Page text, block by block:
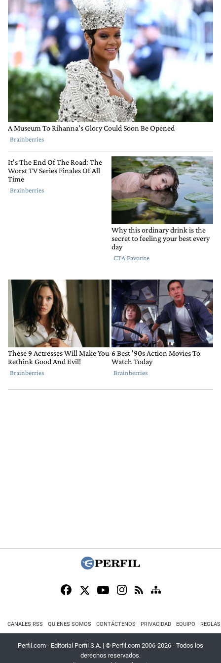
CANALES RSS QUIENES SOMOS CONTÁCTENOS PRIVACIDAD EQUIPO
Perfil.com - Editorial Perfil S.A. | © Perfil.com 2006-2026 - Todos los
derechos reservados.